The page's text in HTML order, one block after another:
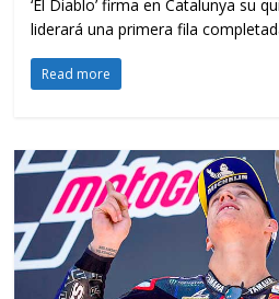
‘El Diablo’ firma en Catalunya su
liderará una primera fila
Read more